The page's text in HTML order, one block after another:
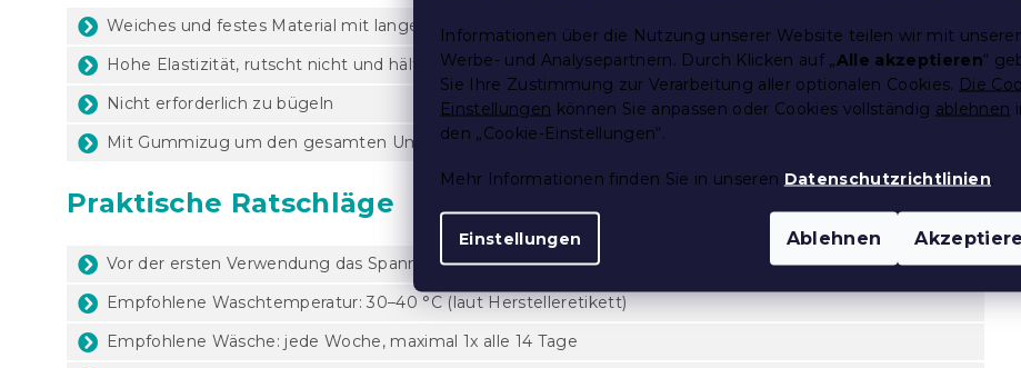
Informationen über die Nutzung unserer Website teilen wir mit
Werbe- und Analysepartnern. Durch Klicken auf „Alle akzeptieren“
Sie Ihre Zustimmung zur Verarbeitung aller optionalen Cookies. Die
Einstellungen können Sie anpassen oder Cookies vollständig ablehnen
den „Cookie-Einstellungen“.
Mehr Informationen finden Sie in unseren Datenschutzrichtlinien.
Einstellungen Ablehnen
Weiches und festes Material mit langer Lebensdauer
Hohe Elastizität, rutscht nicht und hält fest
Nicht erforderlich zu bügeln
Mit Gummizug um den gesamten Umfang des Spannbettlakens
Praktische Ratschläge
Vor der ersten Verwendung das Spannbettlaken gründlich waschen
Empfohlene Waschtemperatur: 30–40 °C (laut Herstelleretikett)
Empfohlene Wäsche: jede Woche, maximal 1x alle 14 Tage